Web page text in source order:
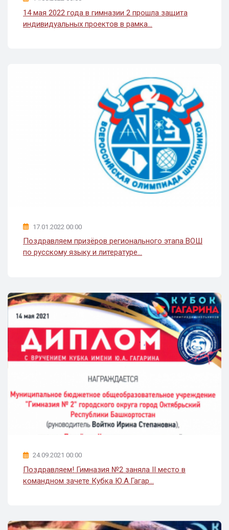
14 мая 2022 года в гимназии 2 прошла защита
индивидуальных проектов в рамка...
17.01.2022 00:00
Поздравляем призёров регионального этапа ВОШ
по русскому языку и литературе...
24.09.2021 00:00
Поздравляем! Гимназия №2 заняла II место в
командном зачете Кубка Ю.А.Гагар...